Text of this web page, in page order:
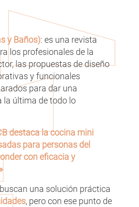
y Baños): es una revista
los profesionales de la
las propuestas de diseño
y funcionales
para dar una
la última de todo lo
destacala cocina mini
para personas del
con eficacia y
una solución práctica
, pero con ese punto de